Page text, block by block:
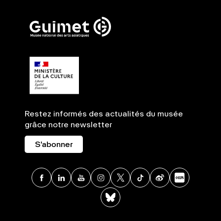
Restez informés des actualités du musée
grâce notre newsletter
S'abonner
Facebook
LinkedinYoutubeInstagram
X TikTokWeibo